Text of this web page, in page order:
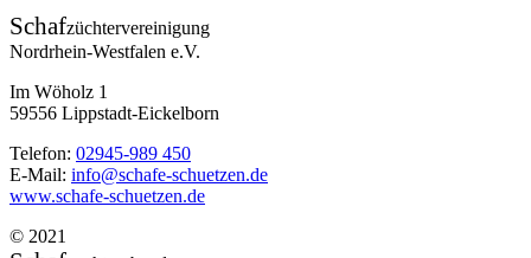
Schafzüchtervereinigung
Nordrhein-Westfalen e.V.
Im Wöholz 1
59556 Lippstadt-Eickelborn
Telefon: 02945-989 450
E-Mail: info@schafe-schuetzen.de
www.schafe-schuetzen.de
© 2021